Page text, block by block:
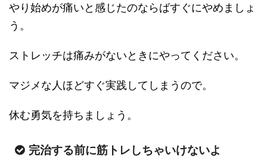
やり始めが痛いと感じたのならばすぐにやめましょ
う。
ストレッチは痛みがないときにやってください。
マジメな人ほどすぐ実践してしまうので。
休む勇気を持ちましょう。
完治する前に筋トレしちゃいけないよ